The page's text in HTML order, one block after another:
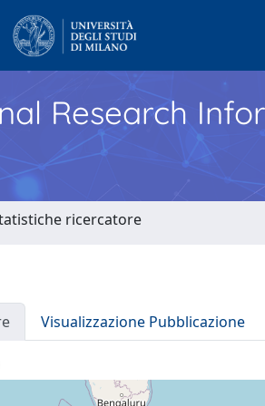
Research
ricercatore
Visualizzazione Pubblicazione